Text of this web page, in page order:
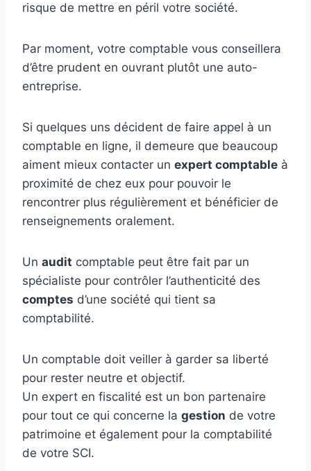
risque de mettre en péril votre société.
Par moment, votre comptable vous conseillera
d’être prudent en ouvrant plutôt une auto-
entreprise.
Si quelques uns décident de faire appel à un
comptable en ligne, il demeure que beaucoup
aiment mieux contacter un expert comptable à
proximité de chez eux pour pouvoir le
rencontrer plus régulièrement et bénéficier de
renseignements oralement.
Un audit comptable peut être fait par un
spécialiste pour contrôler l’authenticité des
comptes d’une société qui tient sa
comptabilité.
Un comptable doit veiller à garder sa liberté
pour rester neutre et objectif.
Un expert en fiscalité est un bon partenaire
pour tout ce qui concerne la gestion de votre
patrimoine et également pour la comptabilité
de votre SCI.